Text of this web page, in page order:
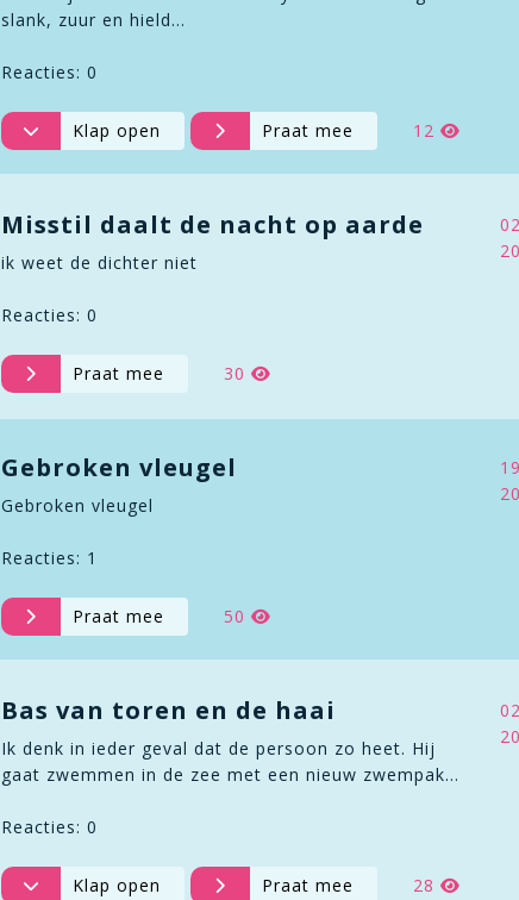
slank, zuur en hield…
Reacties: 0
Klap open Praat mee 12
Misstil daalt de nacht op aarde
ik weet de dichter niet
Reacties: 0
Praat mee 30
Gebroken vleugel
Gebroken vleugel
Reacties: 1
Praat mee 50
Bas van toren en de haai
Ik denk in ieder geval dat de persoon zo heet. Hij
gaat zwemmen in de zee met een nieuw zwempak…
Reacties: 0
Klap open Praat mee 28